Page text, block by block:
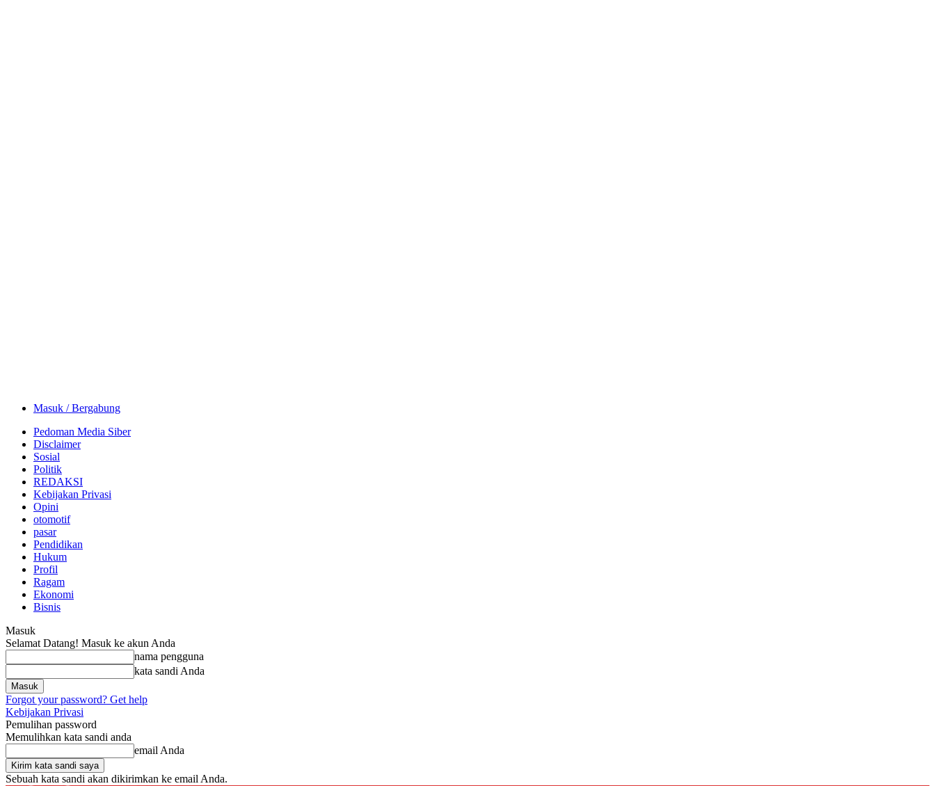
Masuk / Bergabung
Pedoman Media Siber
Disclaimer
Sosial
Politik
REDAKSI
Kebijakan Privasi
Opini
otomotif
pasar
Pendidikan
Hukum
Profil
Ragam
Ekonomi
Bisnis
Masuk
Selamat Datang! Masuk ke akun Anda
nama pengguna
kata sandi Anda
Forgot your password? Get help
Kebijakan Privasi
Pemulihan password
Memulihkan kata sandi anda
email Anda
Sebuah kata sandi akan dikirimkan ke email Anda.